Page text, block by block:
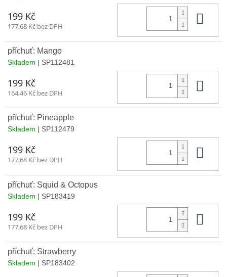
199 Kč
177,68 Kč bez DPH
příchuť: Mango
Skladem | SP112481
199 Kč
164,46 Kč bez DPH
příchuť: Pineapple
Skladem | SP112479
199 Kč
177,68 Kč bez DPH
příchuť: Squid & Octopus
Skladem | SP183419
199 Kč
177,68 Kč bez DPH
příchuť: Strawberry
Skladem | SP183402